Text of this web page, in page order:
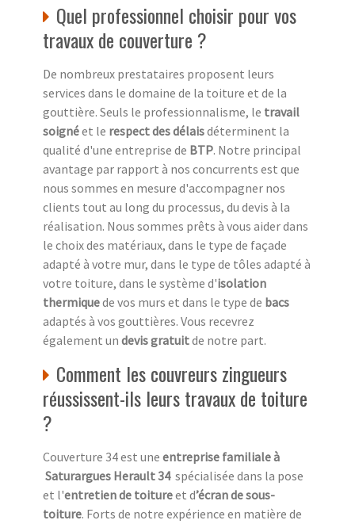
Quel professionnel choisir pour vos
travaux de couverture ?
De nombreux prestataires proposent leurs
services dans le domaine de la toiture et de la
gouttière. Seuls le professionnalisme, le travail
soignéet le respect des délaisdéterminent la
qualité d'une entreprise de BTP. Notre principal
avantage par rapport à nos concurrents est que
nous sommes en mesure d'accompagner nos
clients tout au long du processus, du devis à la
réalisation. Nous sommes prêts à vous aider dans
le choix des matériaux, dans le type de façade
adapté à votre mur, dans le type de tôles adapté à
votre toiture, dans le système d'isolation
thermiquede vos murs et dans le type de bacs
adaptés à vos gouttières. Vous recevrez
également un devis gratuitde notre part.
Comment les couvreurs zingueurs
réussissent-ils leurs travaux de toiture
?
Couverture 34 est une entreprise familiale à
Saturargues Herault 34 spécialisée dans la pose
et l'entretien de toitureet d’écran de sous-
toiture. Forts de notre expérience en matière de